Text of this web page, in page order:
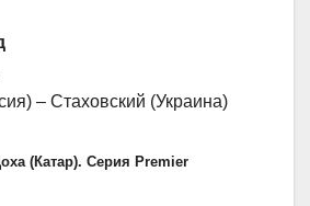
– Стаховский (Украина)
(Катар). Серия Premier